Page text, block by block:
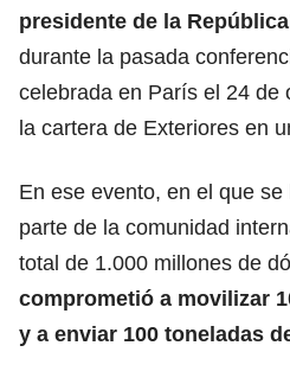
presidente de la
durante la pasada
celebrada en París el 24 de
la cartera de Exteriores en
En ese evento, en el que
parte de la comunidad
total de 1.000 millones de
comprometió a movilizar
y a enviar 100 toneladas